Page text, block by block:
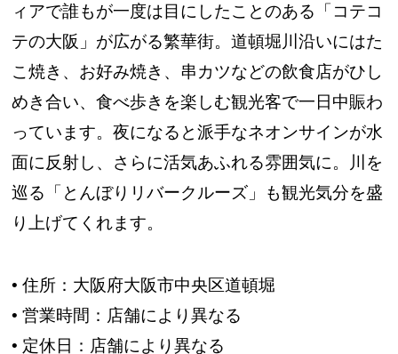
ィアで誰もが一度は目にしたことのある「コテコ
テの大阪」が広がる繁華街。道頓堀川沿いにはた
こ焼き、お好み焼き、串カツなどの飲食店がひし
めき合い、食べ歩きを楽しむ観光客で一日中賑わ
っています。夜になると派手なネオンサインが水
面に反射し、さらに活気あふれる雰囲気に。川を
巡る「とんぼりリバークルーズ」も観光気分を盛
り上げてくれます。
• 住所：大阪府大阪市中央区道頓堀
• 営業時間：店舗により異なる
• 定休日：店舗により異なる